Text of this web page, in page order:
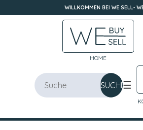
WILLKOMMEN BEI WE SELL-
HOME
SUCHEN
☰